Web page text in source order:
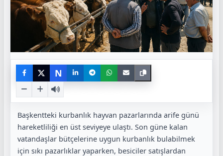
N
Başkentteki kurbanlık hayvan pazarlarında arife günü
hareketliliği en üst seviyeye ulaştı. Son güne kalan
vatandaşlar bütçelerine uygun kurbanlık bulabilmek
için sıkı pazarlıklar yaparken, besiciler satışlardan